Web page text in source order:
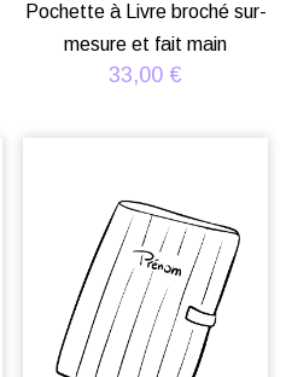
Pochette à Livre broché sur-
mesure et fait main
33,00 €